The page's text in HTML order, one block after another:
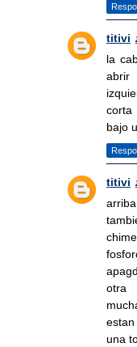
titivi
la
abrir
bajo
titivi
otra
una